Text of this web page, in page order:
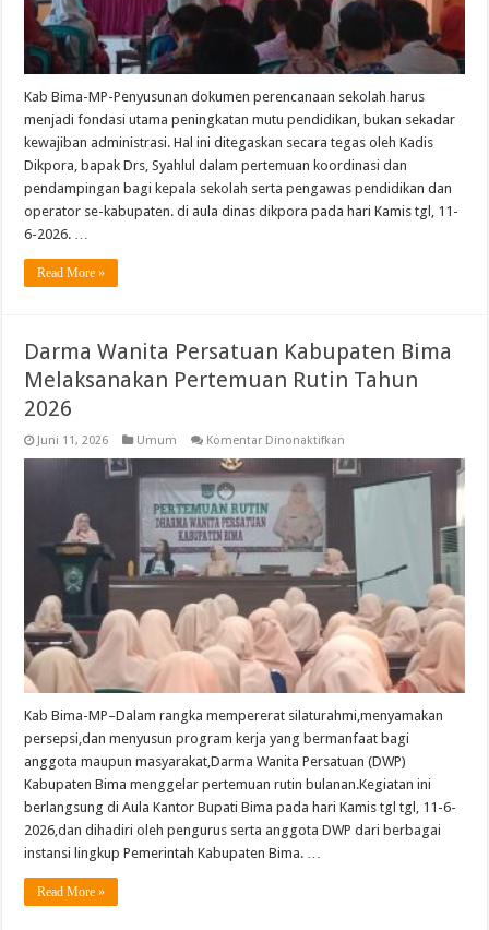
Kab Bima-MP-Penyusunan dokumen perencanaan sekolah harus
menjadi fondasi utama peningkatan mutu pendidikan, bukan sekadar
kewajiban administrasi. Hal ini ditegaskan secara tegas oleh Kadis
Dikpora, bapak Drs, Syahlul dalam pertemuan koordinasi dan
pendampingan bagi kepala sekolah serta pengawas pendidikan dan
operator se-kabupaten. di aula dinas dikpora pada hari Kamis tgl, 11-
6-2026. …
Read More »
Darma Wanita Persatuan Kabupaten Bima
Melaksanakan Pertemuan Rutin Tahun
2026
Juni 11, 2026 Umum Komentar Dinonaktifkan
Wanita
Persatuan
Kabupaten
Tahun
2026
Kab Bima-MP–Dalam rangka mempererat silaturahmi,menyamakan
persepsi,dan menyusun program kerja yang bermanfaat bagi
anggota maupun masyarakat,Darma Wanita Persatuan (DWP)
Kabupaten Bima menggelar pertemuan rutin bulanan.Kegiatan ini
berlangsung di Aula Kantor Bupati Bima pada hari Kamis tgl tgl, 11-6-
2026,dan dihadiri oleh pengurus serta anggota DWP dari berbagai
instansi lingkup Pemerintah Kabupaten Bima. …
Read More »